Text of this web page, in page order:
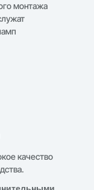
монтажа
качество